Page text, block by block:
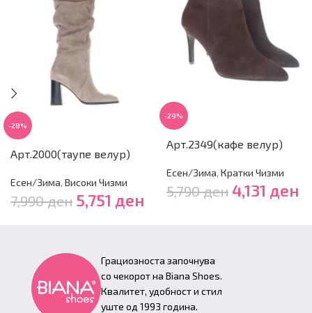
-28%
Арт.2000(таупе велур)
Есен/Зима, Високи Чизми
7,990ден 5,751 ден
-29%
Арт.2349(кафе велур)
Есен/Зима, Кратки Чизми
5,790ден 4,131 ден
Грациозноста започнува
со чекорот на Biana Shoes.
Квалитет, удобност и стил
уште од 1993 година.